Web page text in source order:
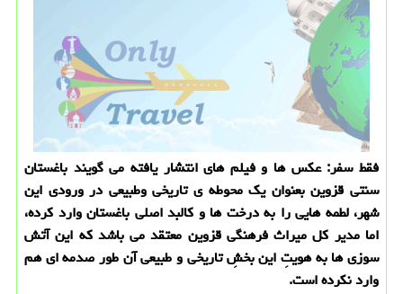
فقط سفر: عكس ها و فیلم های انتشار یافته می گویند باغستان
سنتی قزوین بعنوان یك محوطه ی تاریخی وطبیعی در ورودی این
شهر، لطمه هایی را به درخت ها و كالبد اصلی باغستان وارد كرده،
اما مدیر كل میراث فرهنگی قزوین معتقد می باشد كه این آتش
سوزی ها به هویتِ این بخشِ تاریخی و طبیعی آن طور صدمه ای هم
وارد نكرده است.